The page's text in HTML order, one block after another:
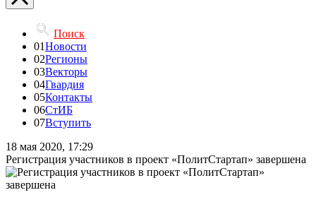
Поиск
01Новости
02Регионы
03Векторы
04Гвардия
05Контакты
06СтИБ
07Вступить
18 мая 2020, 17:29
Регистрация участников в проект «ПолитСтартап» завершена